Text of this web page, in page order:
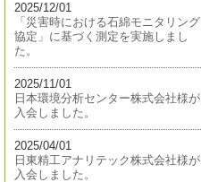
2025/12/01
「災害時における石綿モニタリング
協定」に基づく測定を実施しまし
た。
2025/11/01
日本環境分析センター株式会社様が
入会しました。
2025/04/01
日東精工アナリテック株式会社様が
入会しました。